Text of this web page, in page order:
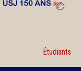
Étudiants